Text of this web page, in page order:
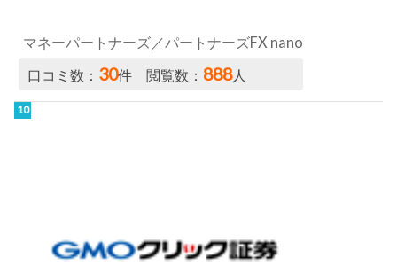
マネーパートナーズ／パートナーズFX nano
口コミ数： 30件 閲覧数： 888人